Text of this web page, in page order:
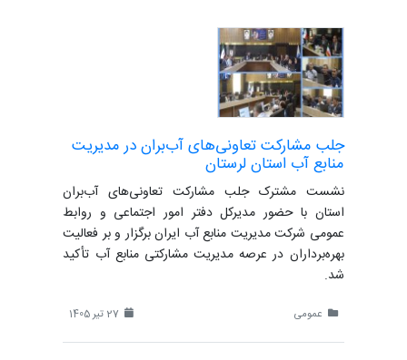
جلب مشارکت تعاونی‌های آب‌بران در مدیریت
منابع آب استان لرستان
نشست مشترک جلب مشارکت تعاونی‌های آب‌بران
استان با حضور مدیرکل دفتر امور اجتماعی و روابط
عمومی شرکت مدیریت منابع آب ایران برگزار و بر فعالیت
بهره‌برداران در عرصه مدیریت مشارکتی منابع آب تأکید
شد.
عمومی